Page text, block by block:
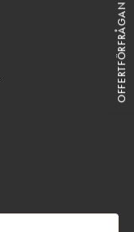
OFFERTFÖRFRÅGAN